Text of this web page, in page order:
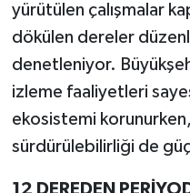
yürütülen çalışmalar
dökülen dereler
denetleniyor.
izleme faaliyetleri
ekosistemi
sürdürülebilirliği de